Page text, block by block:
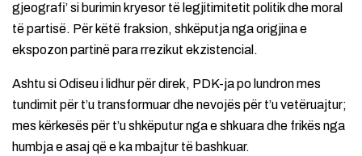
gjeografi’ si burimin kryesor të legjitimitetit politik dhe moral
të partisë. Për këtë fraksion, shkëputja nga origjina e
ekspozon partinë para rrezikut ekzistencial.
Ashtu si Odiseu i lidhur për direk, PDK-ja po lundron mes
tundimit për t’u transformuar dhe nevojës për t’u vetëruajtur;
mes kërkesës për t’u shkëputur nga e shkuara dhe frikës nga
humbja e asaj që e ka mbajtur të bashkuar.